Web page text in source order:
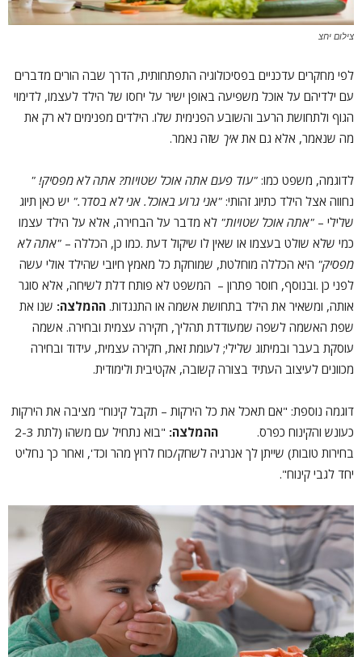
צילום יחצ
לפי מחקרים עדכניים בפסיכולוגיה התפתחותית, הדרך שבה הורים מדברים
עם ילדיהם על אוכל משפיעה באופן ישיר על יחסו של הילד לעצמו, לדימוי
הגוף ולתחושת הרעב והשובע הפנימית שלו. הילדים מפנימים לא רק את
מה שנאמר, אלא גם את איך שזה נאמר.
לדוגמה, משפט כמו: "עוד פעם אתה אוכל שטויות? אתה לא מפסיק! "
נחווה אצל הילד כתיוג זהותי: "אני גרוע באוכל. אני לא בסדר." יש כאן תיוג
שלילי – "אתה אוכל שטויות" לא מדבר על הבחירה, אלא על הילד עצמו
כמי שלא שולט בעצמו או שאין לו שיקול דעת .כמו כן, הכללה – "אתה לא
מפסיק" היא הכללה מוחלטת, שמוחקת כל מאמץ חיובי שהילד אולי עשה
לפני כן .ובנוסף, חוסר פתרון – המשפט לא פותח דלת לשיחה, אלא סוגר
אותה, ומשאיר את הילד בתחושת אשמה או התנגדות. ההמלצה: שנו את
שפת האשמה לשפה שמעודדת תהליך, חקירה עצמית ובחירה. אשמה
עוסקת בעבר ובמיתוג שלילי; לעומת זאת, חקירה עצמית, עידוד ובחירה
מכוונים לעיצוב העתיד בצורה קשובה, אקטיבית ולימודית.
דוגמה נוספת: "אם תאכל את כל הירקות – תקבל קינוח" מציבה את הירקות
כעונש והקינוח כפרס. ההמלצה:
"בוא נתחיל עם משהו (לתת 2-3
בחירות טובות) שייתן לך אנרגיה לשחק/כוח לרוץ מהר וכד', ואחר כך נחליט
יחד לגבי קינוח".